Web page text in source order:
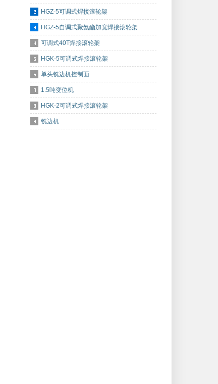
HGZ-5可调式焊接滚轮架
HGZ-5自调式聚氨酯加宽焊接滚轮架
可调式40T焊接滚轮架
HGK-5可调式焊接滚轮架
单头铣边机控制面
1.5吨变位机
HGK-2可调式焊接滚轮架
铣边机